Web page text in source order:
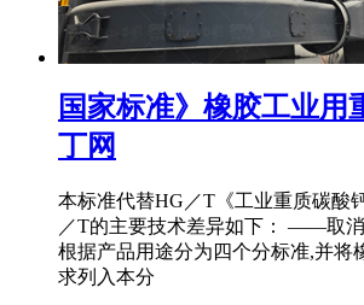
国家标准》橡胶工业用
丁网
本标准代替HG／T《工业重质碳酸
／T的主要技术差异如下： ——取
根据产品用途分为四个分标准,并将
求列入本分